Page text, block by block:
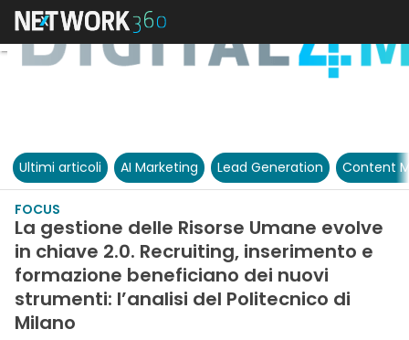
Ultimi articoli AI Marketing Lead Generation Content
FOCUS
La gestione delle Risorse Umane evolve
in chiave 2.0. Recruiting, inserimento e
formazione beneficiano dei nuovi
strumenti: l’analisi del Politecnico di
Milano